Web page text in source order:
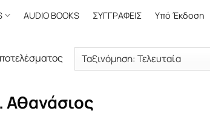
AUDIO BOOKS ΣΥΓΓΡΑΦΕΙΣ Υπό Έκδοση